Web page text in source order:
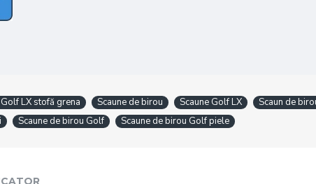
LX stofă grena Scaune de birou Scaune Golf LX Scaun de
Scaune de birou Golf Scaune de birou Golf piele